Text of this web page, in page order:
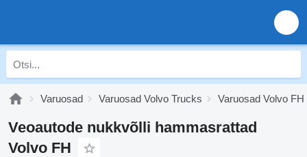
Varuosad Varuosad Volvo Trucks Varuosad Volvo FH
Veoautode nukkvõlli hammasrattad
Volvo FH